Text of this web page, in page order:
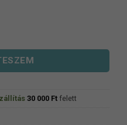
Ft
Ft
30 000 Ftfelett